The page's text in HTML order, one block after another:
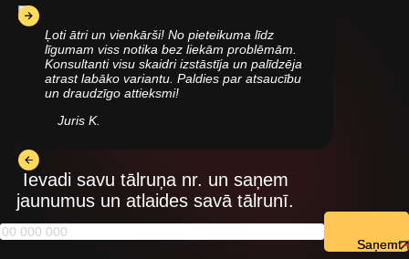
Ļoti ātri un vienkārši! No pieteikuma līdz
līgumam viss notika bez liekām problēmām.
Konsultanti visu skaidri izstāstīja un palīdzēja
atrast labāko variantu. Paldies par atsaucību
un draudzīgo attieksmi!
Juris K.
Ievadi savu tālruņa nr. un saņem
jaunumus un atlaides savā tālrunī.